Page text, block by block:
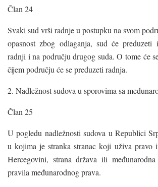
Član 24
Svaki sud vrši radnje u postupku na svom
opasnost zbog odlaganja, sud će preduzeti
radnji i na području drugog suda. O tome će
čijem području će se preduzeti radnja.
2. Nadležnost sudova u sporovima sa
Član 25
U pogledu nadležnosti sudova u Republici
u kojima je stranka stranac koji uživa pravo
Hercegovini, strana država ili
pravila međunarodnog prava.